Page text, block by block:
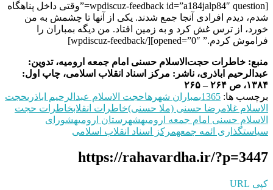
[wpdiscuz-feedback id=”a184jalp84″ question=”وقتی داخل پناهگاه
شدم، دیدم افرادی آنجا جمع شدند. یکی از آنها تا چشمش به من
خورد، از ترس غش کرد و به زمین افتاد. من دیگه بمباران را
فراموش کردم.” opened=”0″][/wpdiscuz-feedback]
منبع: خاطرات حجت‌الاسلام حسنی امام جمعه ارومیه، تدوین:
عبدالرحیم اباذری، ناشر: مرکز اسناد انقلاب اسلامی، چاپ اول:
۱۳۸۴، ص ۲۶۴ – ۲۶۵
برچسب ها: 1365بمباران شهرهاحجت الاسلام عبدالرحیم اباذریحجت‌
الاسلام غلامرضا حسنی (ملا حسنی)خاطرات انقلابخاطرات حجت‌
الاسلام حسنی امام جمعه ارومیهشهرستان ارومیهشورای
سیاستگذاری ائمه جمعهمرکز اسناد انقلاب اسلامی
https://rahavardha.ir/?p=3447
کپی URL